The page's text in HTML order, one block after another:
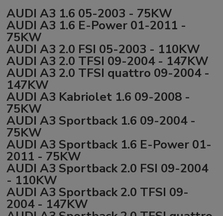
AUDI A3 1.6 05-2003 - 75KW
AUDI A3 1.6 E-Power 01-2011 -
75KW
AUDI A3 2.0 FSI 05-2003 - 110KW
AUDI A3 2.0 TFSI 09-2004 - 147KW
AUDI A3 2.0 TFSI quattro 09-2004 -
147KW
AUDI A3 Kabriolet 1.6 09-2008 -
75KW
AUDI A3 Sportback 1.6 09-2004 -
75KW
AUDI A3 Sportback 1.6 E-Power 01-
2011 - 75KW
AUDI A3 Sportback 2.0 FSI 09-2004
- 110KW
AUDI A3 Sportback 2.0 TFSI 09-
2004 - 147KW